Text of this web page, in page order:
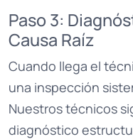
Paso 3:
Causa Raíz
Cuando llega el
una inspección
Nuestros técnicos
diagnóstico